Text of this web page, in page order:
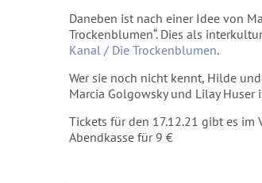
Daneben ist nach einer Idee von
Trockenblumen“. Dies als
Kanal / Die Trockenblumen.
Wer sie noch nicht kennt, Hilde
Marcia Golgowsky und Lilay
Tickets für den 17.12.21 gibt es
Abendkasse für 9 €